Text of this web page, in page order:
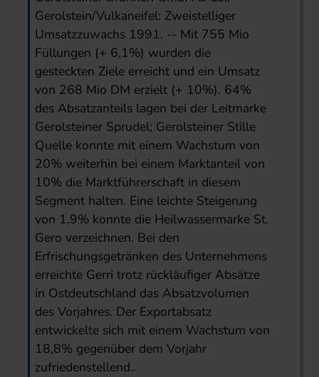
Gerolstein/Vulkaneifel: Zweistelliger
Umsatzzuwachs 1991. -- Mit 755 Mio
Füllungen (+ 6,1%) wurden die
gesteckten Ziele erreicht und ein Umsatz
von 268 Mio DM erzielt (+ 10%). 64%
des Absatzanteils lagen bei der Leitmarke
Gerolsteiner Sprudel; Gerolsteiner Stille
Quelle konnte mit einem Wachstum von
20% weiterhin bei einem Marktanteil von
10% die Marktführerschaft in diesem
Segment halten. Eine leichte Steigerung
von 1,9% konnte die Heilwassermarke St.
Gero verzeichnen. Bei den
Erfrischungsgetränken des Unternehmens
erreichte Gerri trotz rückläufiger Absätze
in Ostdeutschland das Absatzvolumen
des Vorjahres. Der Exportabsatz
entwickelte sich mit einem Wachstum von
18,8% gegenüber dem Vorjahr
zufriedenstellend..